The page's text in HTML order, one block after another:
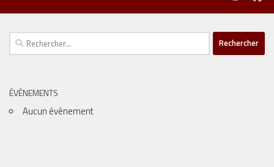
Rechercher :
ÉVÈNEMENTS
Aucun évènement